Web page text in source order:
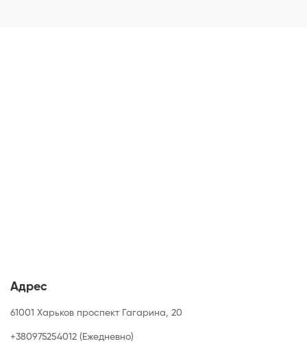
Адрес
61001 Харьков проспект Гагарина, 20
+380975254012 (Ежедневно)